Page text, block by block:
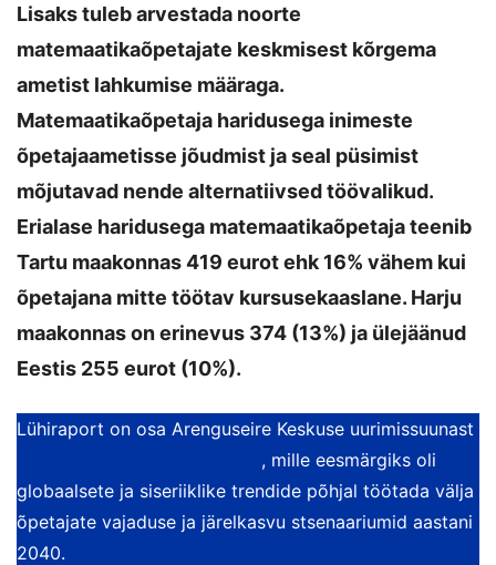
Lisaks tuleb arvestada noorte
matemaatikaõpetajate keskmisest kõrgema
ametist lahkumise määraga.
Matemaatikaõpetaja haridusega inimeste
õpetajaametisse jõudmist ja seal püsimist
mõjutavad nende alternatiivsed töövalikud.
Erialase haridusega matemaatikaõpetaja teenib
Tartu maakonnas 419 eurot ehk 16% vähem kui
õpetajana mitte töötav kursusekaaslane. Harju
maakonnas on erinevus 374 (13%) ja ülejäänud
Eestis 255 eurot (10%).
Lühiraport on osa Arenguseire Keskuse uurimissuunast
, mille eesmärgiks oli
globaalsete ja siseriiklike trendide põhjal töötada välja
õpetajate vajaduse ja järelkasvu stsenaariumid aastani
2040.